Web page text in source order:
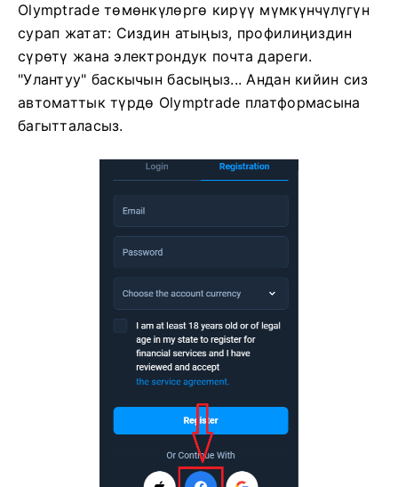
Olymptrade төмөнкүлөргө кирүү мүмкүнчүлүгүн
сурап жатат: Сиздин атыңыз, профилиңиздин
сүрөтү жана электрондук почта дареги.
"Улантуу" баскычын басыңыз...Андан кийин сиз
автоматтык түрдө Olymptrade платформасына
багытталасыз.